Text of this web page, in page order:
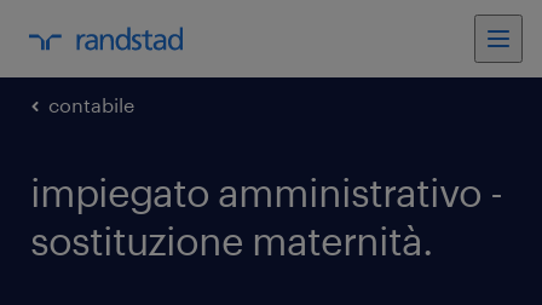
contabile
impiegato amministrativo -
sostituzione maternità.